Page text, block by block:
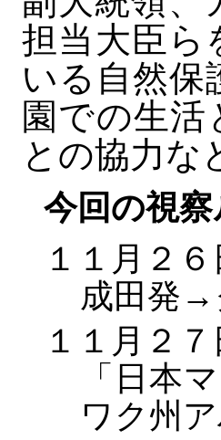
担当大臣ら
いる自然保
園での生
との協力な
今回の視察
１１月２６
成田発→
１１月２７
「日本
ワク州